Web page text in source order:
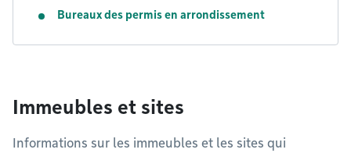
Bureaux des permis en arrondissement
Immeubles et sites
Informations sur les immeubles et les sites qui